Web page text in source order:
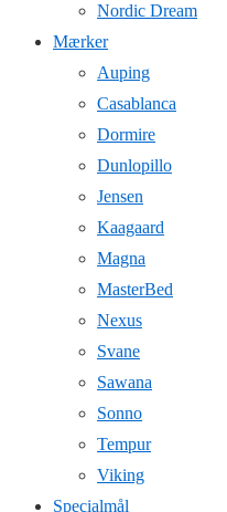
Nordic Dream
Mærker
Auping
Casablanca
Dormire
Dunlopillo
Jensen
Kaagaard
Magna
MasterBed
Nexus
Svane
Sawana
Sonno
Tempur
Viking
Specialmål